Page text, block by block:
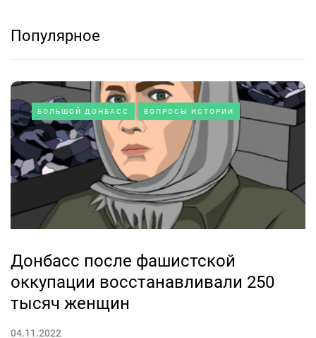
Популярное
БОЛЬШОЙ ДОНБАСС ВОПРОСЫ ИСТОРИИ
Донбасс после фашистской
оккупации восстанавливали 250
тысяч женщин
04.11.2022